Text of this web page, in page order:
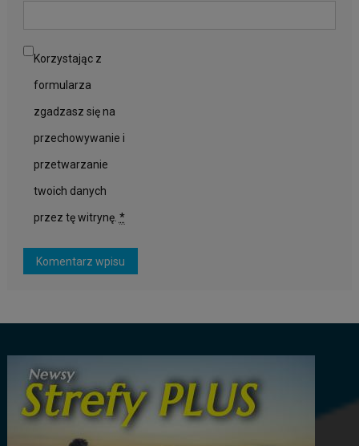
Korzystając z
formularza
zgadzasz się na
przechowywanie i
przetwarzanie
twoich danych
przez tę witrynę. *